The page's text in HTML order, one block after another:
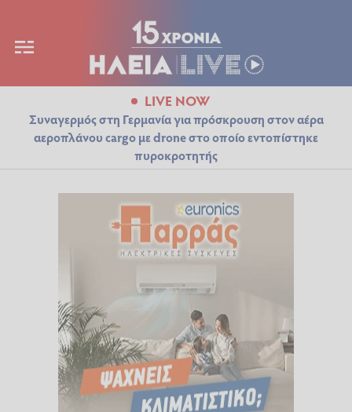
LIVE NOW
Συναγερμός στη Γερμανία για πρόσκρουση στον αέρα
αεροπλάνου cargo με drone στο οποίο εντοπίστηκε
πυροκροτητής